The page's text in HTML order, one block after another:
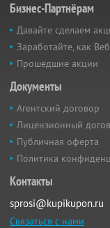
Бизнес-Партнёрам
Давайте сделаем
Заработайте, как
Прошедшие акции
Документы
Агентский договор
Лицензионный
Публичная оферта
Политика
Контакты
sprosi@kupikupon.ru
Связаться с нами